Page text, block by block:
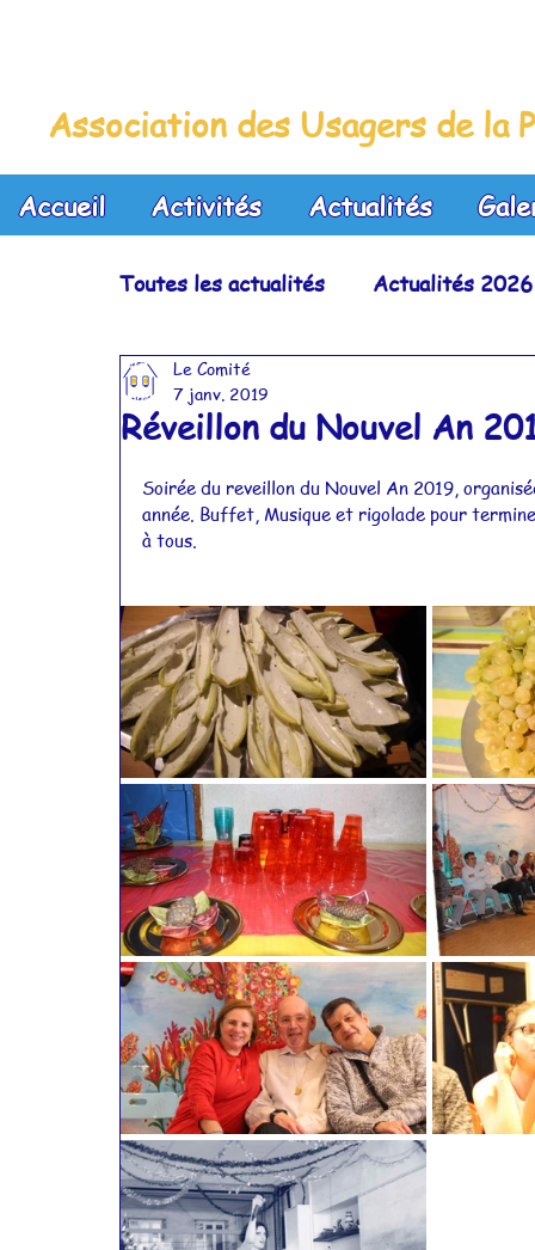
Association des Usagers de la
Accueil Activités Actualités
Toutes les actualités Actualités 2026
Actualités 2023
Actualités 2019 Actualités 2018
Actualités 2011 Actualités 2010
Réveillon du Nouvel An
Le Comité
7 janv. 2019
Soirée du reveillon du Nouvel An 2019,
année. Buffet, Musique et rigolade pour
à tous.